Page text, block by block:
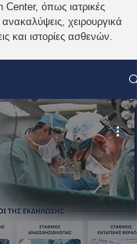
όπως ιατρικές
ανακαλύψεις, χειρουργικά
και ιστορίες ασθενών.